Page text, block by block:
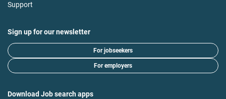
Support
Sign up for our newsletter
For jobseekers
For employers
Download Job search apps